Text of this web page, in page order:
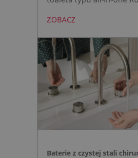
montażu stelaża
Zyskujesz do 20 cm
łazience i o 15% cichsze
spłukiwanie dzięki
opartej na efekcie
Idealne rozwiązanie do
remontów bez kucia ścian.
ZOBACZ
Baterie z czystej stali